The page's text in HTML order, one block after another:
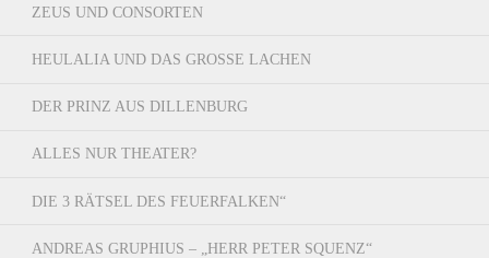
ZEUS UND CONSORTEN
HEULALIA UND DAS GROSSE LACHEN
DER PRINZ AUS DILLENBURG
ALLES NUR THEATER?
DIE 3 RÄTSEL DES FEUERFALKEN“
ANDREAS GRUPHIUS – „HERR PETER SQUENZ“